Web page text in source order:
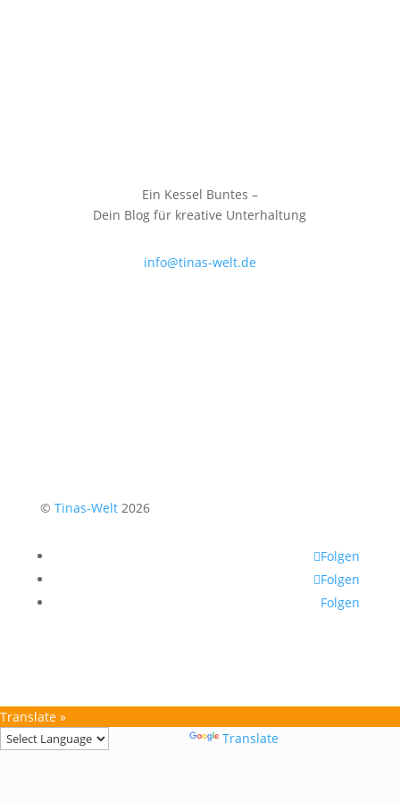
Ein Kessel Buntes –
Dein Blog für kreative Unterhaltung
info@tinas-welt.de
© Tinas-Welt2026
Folgen
Folgen
Folgen
Translate »
Translate